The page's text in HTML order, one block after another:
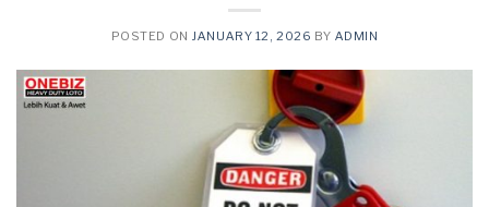
POSTED ON JANUARY 12, 2026 BY ADMIN